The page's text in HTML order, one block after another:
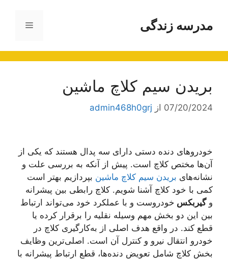
محتوامدرسه زندگی فهرست
بریدن سیم کلاچ ماشین
07/20/2024 از admin468h0grj
خودروهای دنده دستی دارای سه پدال هستند که یکی از
آن‌ها مختص کلاچ است. پیش از آنکه به بررسی علت و
نشانه‌های بریدن سیم کلاچ ماشین بپردازیم بهتر است
کمی با خود کلاچ آشنا شویم. کلاچ رابطی بین پیشرانه
وگیربکس خودروست و با عملکرد خود می‌تواند ارتباط
بین این دو بخش مهم وسیله نقلیه را برقرار کرده یا
قطع کند. در واقع هدف اصلی از به‌کارگیری کلاچ در
خودرو انتقال نیرو و کنترل آن است. اصلی‌ترین وظایف
بخش کلاچ شامل تعویض دنده‌ها، قطع ارتباط پیشرانه با